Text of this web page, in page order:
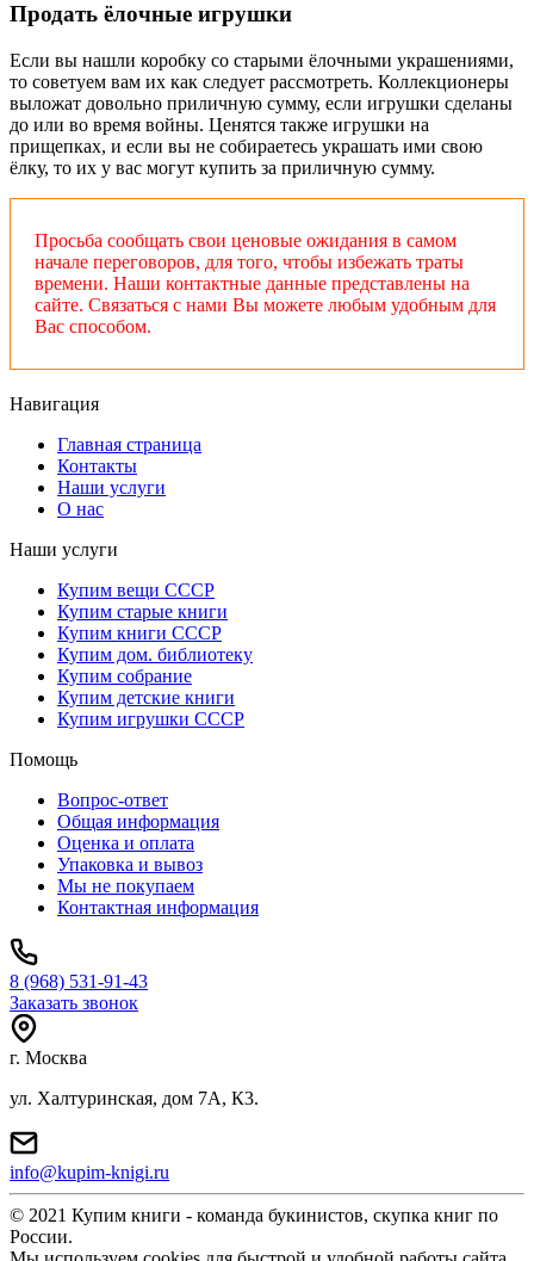
Продать ёлочные игрушки
Если вы нашли коробку со старыми ёлочными украшениями,
то советуем вам их как следует рассмотреть. Коллекционеры
выложат довольно приличную сумму, если игрушки сделаны
до или во время войны. Ценятся также игрушки на
прищепках, и если вы не собираетесь украшать ими свою
ёлку, то их у вас могут купить за приличную сумму.
Просьба сообщать свои ценовые ожидания в самом
начале переговоров, для того, чтобы избежать траты
времени. Наши контактные данные представлены на
сайте. Связаться с нами Вы можете любым удобным для
Вас способом.
Навигация
Главная страница
Контакты
Наши услуги
О нас
Наши услуги
Купим вещи СССР
Купим старые книги
Купим книги СССР
Купим дом. библиотеку
Купим собрание
Купим детские книги
Купим игрушки СССР
Помощь
Вопрос-ответ
Общая информация
Оценка и оплата
Упаковка и вывоз
Мы не покупаем
Контактная информация
8 (968) 531-91-43
Заказать звонок
г. Москва
ул. Халтуринская, дом 7А, К3.
info@kupim-knigi.ru
© 2021 Купим книги - команда букинистов, скупка книг по
России.